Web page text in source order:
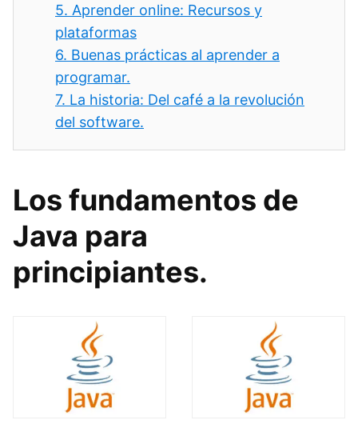
5. Aprender online: Recursos y
plataformas
6. Buenas prácticas al aprender a
programar.
7. La historia: Del café a la revolución
del software.
Los fundamentos de
Java para
principiantes.